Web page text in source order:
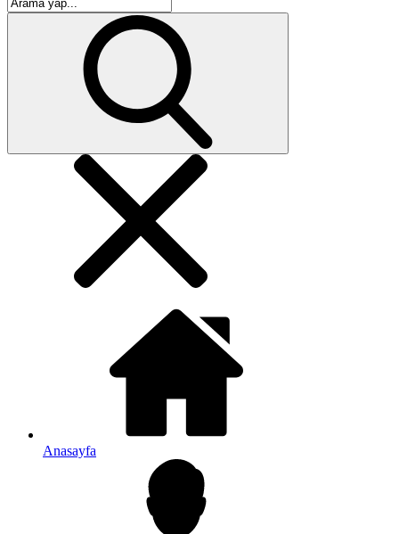
Anasayfa